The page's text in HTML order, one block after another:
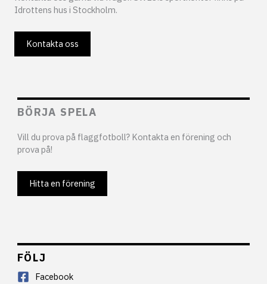
Idrottens hus i Stockholm.
Kontakta oss
BÖRJA SPELA
Vill du prova på flaggfotboll? Kontakta en förening och
prova på!
Hitta en förening
FÖLJ
Facebook